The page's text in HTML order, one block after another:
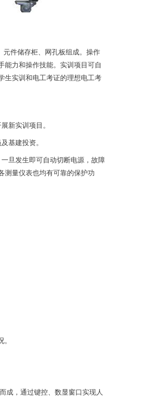
元件储存柜、网孔板组成。操作
能力和操作技能。实训项目可自
生实训和电工考证的理想电工考
新实训项目。
基建投资。
旦发生即可自动切断电源，故障
测量仪表也均有可靠的保护功
成，通过键控、数显窗口实现人